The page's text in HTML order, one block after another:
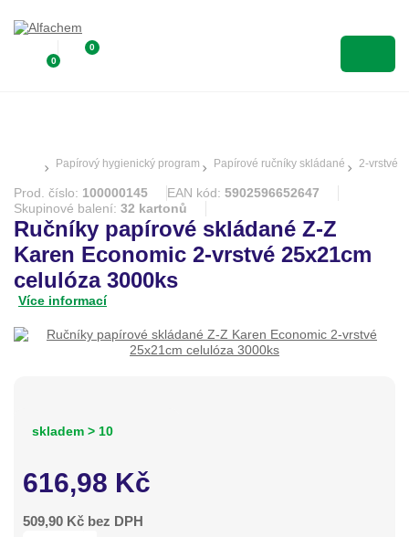
0
0
Papírový hygienický program Papírové ručníky skládané 2-vrstvé
Prod. číslo: 100000145 EAN kód: 5902596652647
Skupinové balení: 32 kartonů
Ručníky papírové skládané Z-Z
Karen Economic 2-vrstvé 25x21cm
celulóza 3000ks
Více informací
skladem > 10
616,98 Kč
509,90 Kč bez DPH